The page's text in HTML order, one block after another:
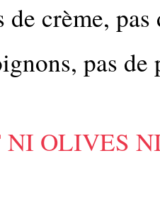
de crème,
pas de
NI OLIVES